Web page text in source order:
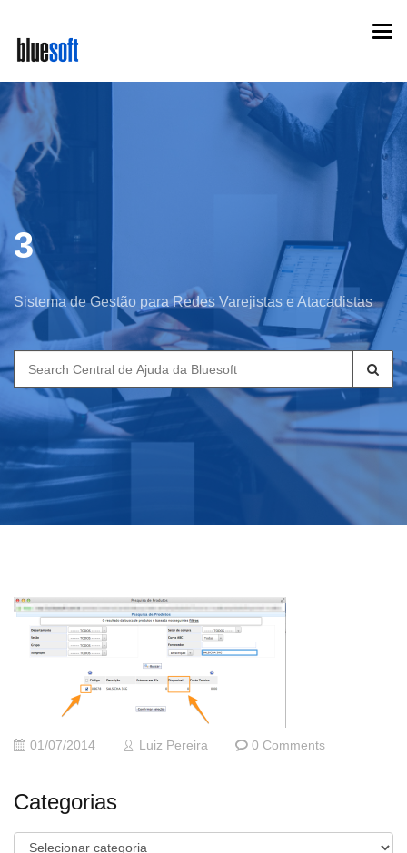
main
content
3
Sistema de Gestão para Redes Varejistas e Atacadistas
Search
for:
01/07/2014 Luiz Pereira 0 Comments
Categorias
Categorias